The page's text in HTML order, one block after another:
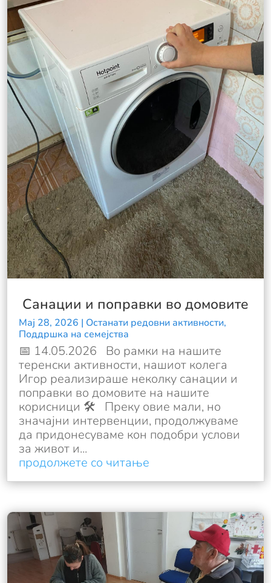
Санации и поправки во домовите
Мај 28, 2026 | Останати редовни активности,
Поддршка на семејства
📅 14.05.2026 Во рамки на нашите
теренски активности, нашиот колега
Игор реализираше неколку санации и
поправки во домовите на нашите
корисници 🛠️ Преку овие мали, но
значајни интервенции, продолжуваме
да придонесуваме кон подобри услови
за живот и...
продолжете со читање